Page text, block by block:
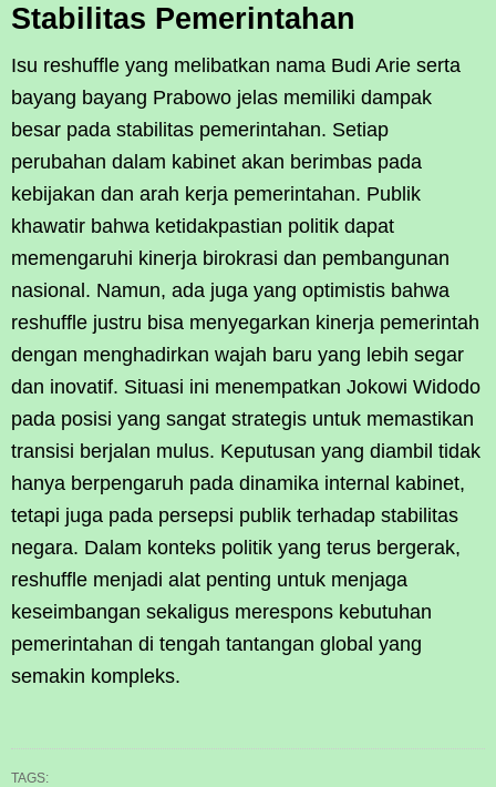
Stabilitas Pemerintahan
Isu reshuffle yang melibatkan nama Budi Arie serta
bayang bayang Prabowo jelas memiliki dampak
besar pada stabilitas pemerintahan. Setiap
perubahan dalam kabinet akan berimbas pada
kebijakan dan arah kerja pemerintahan. Publik
khawatir bahwa ketidakpastian politik dapat
memengaruhi kinerja birokrasi dan pembangunan
nasional. Namun, ada juga yang optimistis bahwa
reshuffle justru bisa menyegarkan kinerja pemerintah
dengan menghadirkan wajah baru yang lebih segar
dan inovatif. Situasi ini menempatkan Jokowi Widodo
pada posisi yang sangat strategis untuk memastikan
transisi berjalan mulus. Keputusan yang diambil tidak
hanya berpengaruh pada dinamika internal kabinet,
tetapi juga pada persepsi publik terhadap stabilitas
negara. Dalam konteks politik yang terus bergerak,
reshuffle menjadi alat penting untuk menjaga
keseimbangan sekaligus merespons kebutuhan
pemerintahan di tengah tantangan global yang
semakin kompleks.
TAGS: